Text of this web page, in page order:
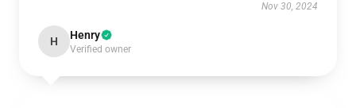
Nov 30, 2024
H Henry
Verified owner